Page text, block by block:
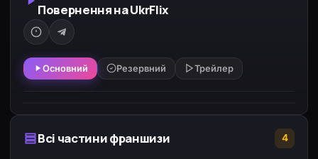
Повернення на UkrFlix
Основний Резервний Трейлер
Всі частини франшизи 4